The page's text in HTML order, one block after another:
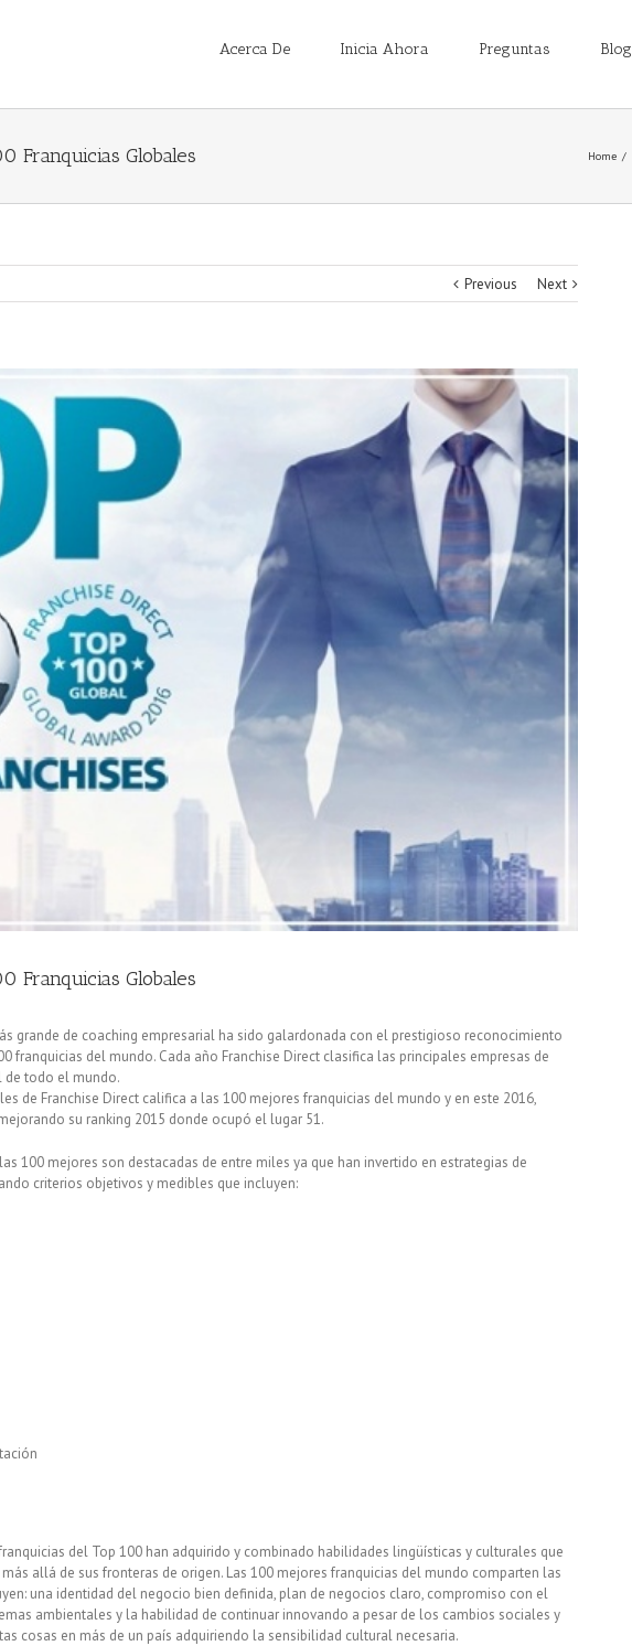
Acerca De Inicia Ahora Preguntas Blog
Franquicias Globales Home /
Previous Next
Franquicias Globales
grande de coaching empresarial ha sido galardonada con el prestigioso reconocimiento
franquicias del mundo. Cada año Franchise Direct clasifica las principales empresas de
de todo el mundo.
de Franchise Direct califica a las 100 mejores franquicias del mundo y en este 2016,
su ranking 2015 donde ocupó el lugar 51.
100 mejores son destacadas de entre miles ya que han invertido en estrategias de
criterios objetivos y medibles que incluyen:
del Top 100 han adquirido y combinado habilidades lingüísticas y culturales que
allá de sus fronteras de origen. Las 100 mejores franquicias del mundo comparten las
una identidad del negocio bien definida, plan de negocios claro, compromiso con el
ambientales y la habilidad de continuar innovando a pesar de los cambios sociales y
cosas en más de un país adquiriendo la sensibilidad cultural necesaria.